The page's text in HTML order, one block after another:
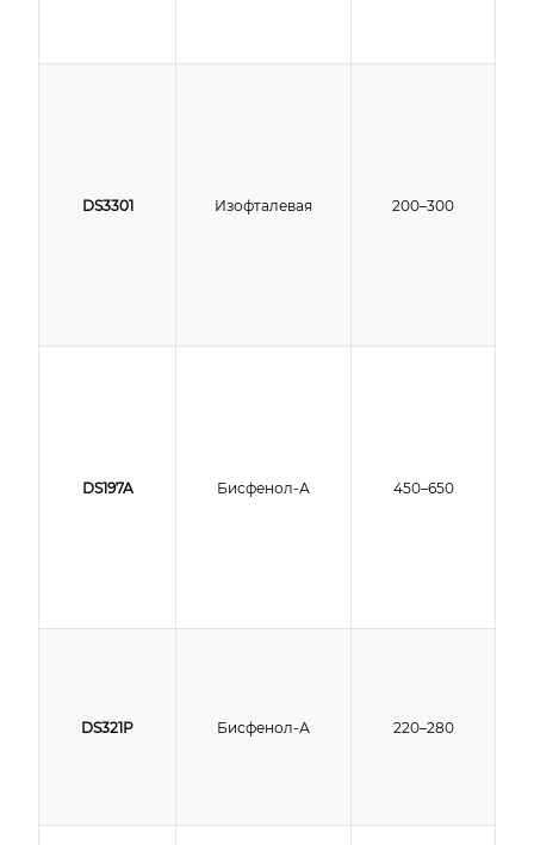
DS3301 Изофталевая 200–300
DS197A Бисфенол-А 450–650
DS321P Бисфенол-А 220–280